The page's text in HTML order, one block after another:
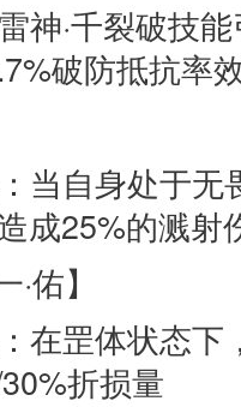
·千裂破技
破防抵抗率
自身处于无
成25%的溅射
佑】
罡体状态下
折损量